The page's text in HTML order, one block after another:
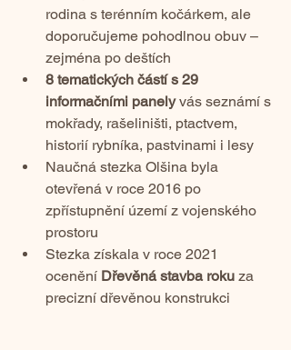
rodina s terénním kočárkem, ale
doporučujeme pohodlnou obuv –
zejména po deštích
8 tematických částí s 29
informačními panely vás seznámí s
mokřady, rašeliništi, ptactvem,
historií rybníka, pastvinami i lesy
Naučná stezka Olšina byla
otevřená v roce 2016 po
zpřístupnění území z vojenského
prostoru
Stezka získala v roce 2021
ocenění Dřevěná stavba roku za
precizní dřevěnou konstrukci